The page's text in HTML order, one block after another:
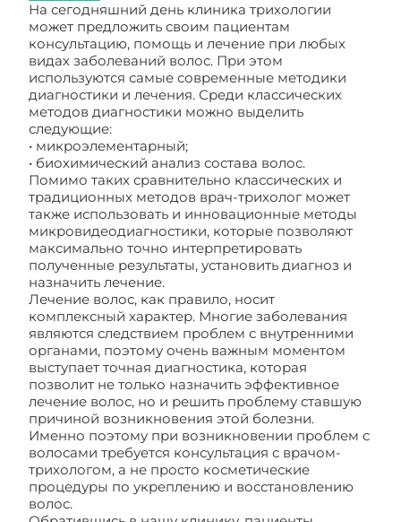
На сегодняшний день клиника трихологии
может предложить своим пациентам
консультацию, помощь и лечение при любых
видах заболеваний волос. При этом
используются самые современные методики
диагностики и лечения. Среди классических
методов диагностики можно выделить
следующие:
• микроэлементарный;
• биохимический анализ состава волос.
Помимо таких сравнительно классических и
традиционных методов врач-трихолог может
также использовать и инновационные методы
микровидеодиагностики, которые позволяют
максимально точно интерпретировать
полученные результаты, установить диагноз и
назначить лечение.
Лечение волос, как правило, носит
комплексный характер. Многие заболевания
являются следствием проблем с внутренними
органами, поэтому очень важным моментом
выступает точная диагностика, которая
позволит не только назначить эффективное
лечение волос, но и решить проблему ставшую
причиной возникновения этой болезни.
Именно поэтому при возникновении проблем с
волосами требуется консультация с врачом-
трихологом, а не просто косметические
процедуры по укреплению и восстановлению
волос.